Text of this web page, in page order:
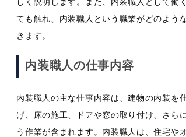
ても触れ、内装職人という職業がどのよう
きます。
内装職人の仕事内容
内装職人の主な仕事内容は、建物の内装を
げ、床の施工、ドアや窓の取り付け、さら
う作業が含まれます。内装職人は、住宅や